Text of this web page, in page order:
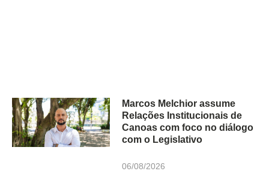
Marcos Melchior assume
Relações Institucionais de
Canoas com foco no diálogo
com o Legislativo
06/08/2026